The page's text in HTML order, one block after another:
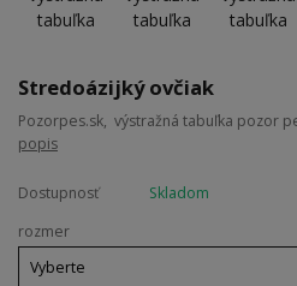
Stredoázijký ovčiak
Pozorpes.sk, výstražná tabuľka pozor
popis
Dostupnosť
Skladom
rozmer